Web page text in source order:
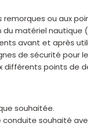
remorques ou aux
du matériel
avant et après
de sécurité pour
points de
souhaitée.
souhaité